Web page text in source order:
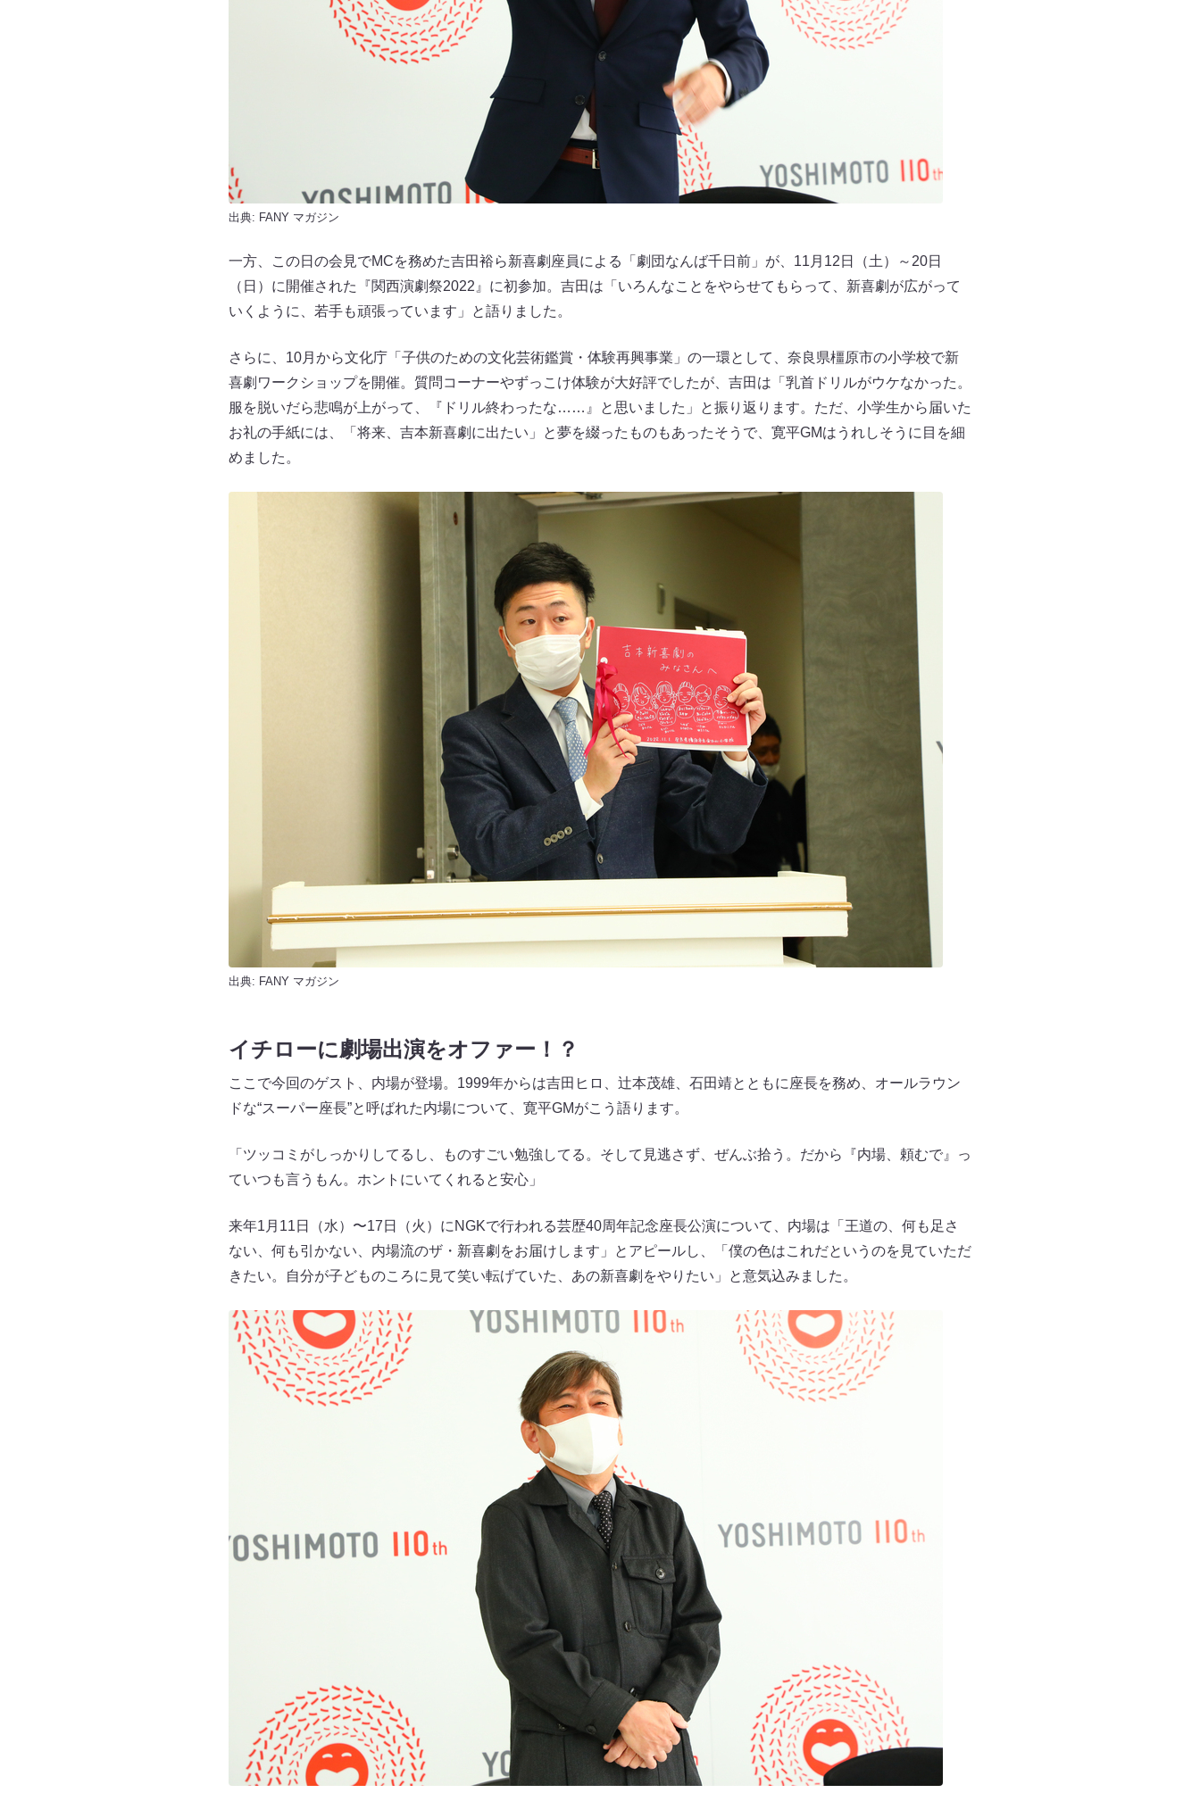
出典: FANY マガジン
一方、この日の会見でMCを務めた吉田裕ら新喜劇座員による「劇団なんば千日前」が、11月12日（土）～20日
（日）に開催された『関西演劇祭2022』に初参加。吉田は「いろんなことをやらせてもらって、新喜劇が広がって
いくように、若手も頑張っています」と語りました。
さらに、10月から文化庁「子供のための文化芸術鑑賞・体験再興事業」の一環として、奈良県橿原市の小学校で新
喜劇ワークショップを開催。質問コーナーやずっこけ体験が大好評でしたが、吉田は「乳首ドリルがウケなかった。
服を脱いだら悲鳴が上がって、『ドリル終わったな……』と思いました」と振り返ります。ただ、小学生から届いた
お礼の手紙には、「将来、吉本新喜劇に出たい」と夢を綴ったものもあったそうで、寛平GMはうれしそうに目を細
めました。
出典: FANY マガジン
イチローに劇場出演をオファー！？
ここで今回のゲスト、内場が登場。1999年からは吉田ヒロ、辻本茂雄、石田靖とともに座長を務め、オールラウン
ドな“スーパー座長”と呼ばれた内場について、寛平GMがこう語ります。
「ツッコミがしっかりしてるし、ものすごい勉強してる。そして見逃さず、ぜんぶ拾う。だから『内場、頼むで』っ
ていつも言うもん。ホントにいてくれると安心」
来年1月11日（水）〜17日（火）にNGKで行われる芸歴40周年記念座長公演について、内場は「王道の、何も足さ
ない、何も引かない、内場流のザ・新喜劇をお届けします」とアピールし、「僕の色はこれだというのを見ていただ
きたい。自分が子どものころに見て笑い転げていた、あの新喜劇をやりたい」と意気込みました。